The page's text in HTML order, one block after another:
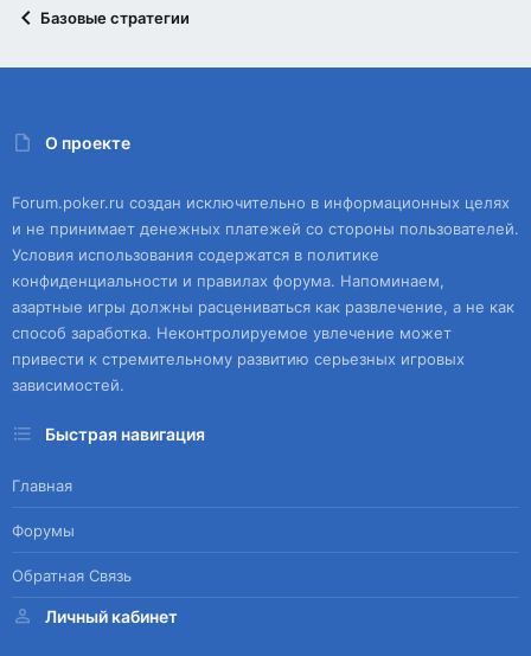
Базовые стратегии
О проекте
Forum.poker.ru создан исключительно в информационных целях
и не принимает денежных платежей со стороны пользователей.
Условия использования содержатся в политике
конфиденциальности и правилах форума. Напоминаем,
азартные игры должны расцениваться как развлечение, а не как
способ заработка. Неконтролируемое увлечение может
привести к стремительному развитию серьезных игровых
зависимостей.
Быстрая навигация
Главная
Форумы
Обратная Связь
Личный кабинет